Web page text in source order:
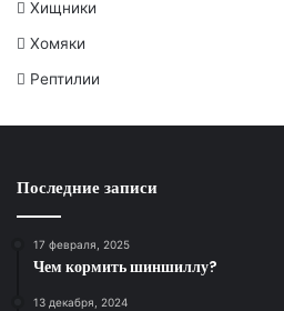
Хищники
Хомяки
Рептилии
Последние записи
17 февраля, 2025
Чем кормить шиншиллу?
13 декабря, 2024